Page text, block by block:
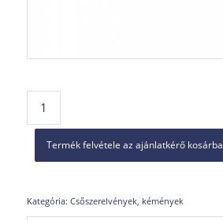
Termék felvétele az ajánlatkérő kosárba
Kategória: Csőszerelvények, kémények